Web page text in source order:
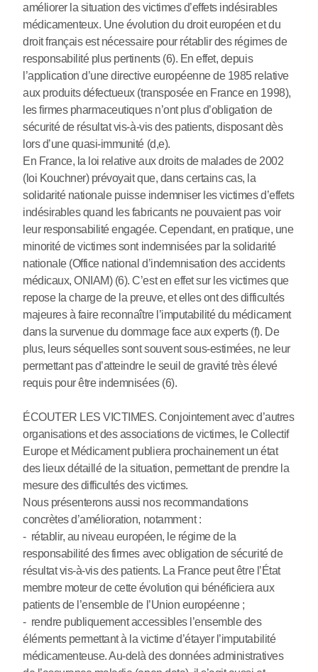
améliorer la situation des victimes d’effets indésirables
médicamenteux. Une évolution du droit européen et du
droit français est nécessaire pour rétablir des régimes de
responsabilité plus pertinents (6). En effet, depuis
l’application d’une directive européenne de 1985 relative
aux produits défectueux (transposée en France en 1998),
les firmes pharmaceutiques n’ont plus d’obligation de
sécurité de résultat vis-à-vis des patients, disposant dès
lors d’une quasi-immunité (d,e).
En France, la loi relative aux droits de malades de 2002
(loi Kouchner) prévoyait que, dans certains cas, la
solidarité nationale puisse indemniser les victimes d’effets
indésirables quand les fabricants ne pouvaient pas voir
leur responsabilité engagée. Cependant, en pratique, une
minorité de victimes sont indemnisées par la solidarité
nationale (Office national d’indemnisation des accidents
médicaux, ONIAM) (6). C’est en effet sur les victimes que
repose la charge de la preuve, et elles ont des difficultés
majeures à faire reconnaître l’imputabilité du médicament
dans la survenue du dommage face aux experts (f). De
plus, leurs séquelles sont souvent sous-estimées, ne leur
permettant pas d’atteindre le seuil de gravité très élevé
requis pour être indemnisées (6).
ÉCOUTER LES VICTIMES. Conjointement avec d’autres
organisations et des associations de victimes, le Collectif
Europe et Médicament publiera prochainement un état
des lieux détaillé de la situation, permettant de prendre la
mesure des difficultés des victimes.
Nous présenterons aussi nos recommandations
concrètes d’amélioration, notamment :
- rétablir, au niveau européen, le régime de la
responsabilité des firmes avec obligation de sécurité de
résultat vis-à-vis des patients. La France peut être l’État
membre moteur de cette évolution qui bénéficiera aux
patients de l’ensemble de l’Union européenne ;
- rendre publiquement accessibles l’ensemble des
éléments permettant à la victime d’étayer l’imputabilité
médicamenteuse. Au-delà des données administratives